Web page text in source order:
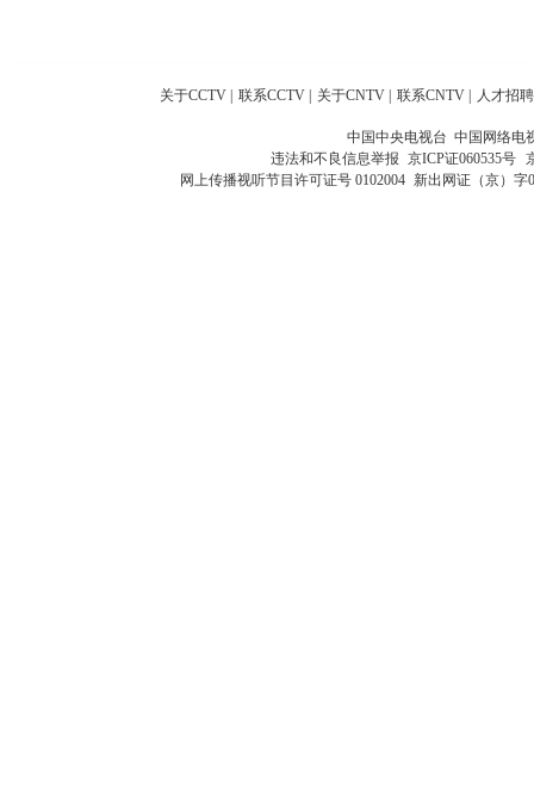
关于CCTV 联系CCTV 关于CNTV 联系CNTV 人才招聘
中国中央电视台 中国网络电
违法和不良信息举报 京ICP证060535号
网上传播视听节目许可证号 0102004 新出网证（京）